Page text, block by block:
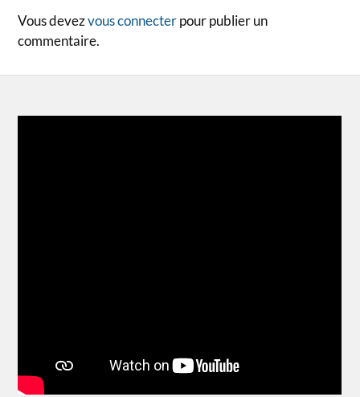
Vous devezvous connecterpour publier un
commentaire.